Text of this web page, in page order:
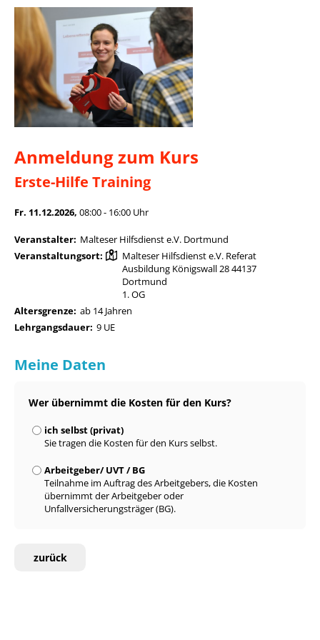
Anmeldung zum Kurs
Erste-Hilfe Training
Fr. 11.12.2026, 08:00 - 16:00 Uhr
Veranstalter: Malteser Hilfsdienst e.V. Dortmund
Veranstaltungsort:
Malteser Hilfsdienst e.V. Referat
Ausbildung Königswall 28 44137
Dortmund
1. OG
Altersgrenze: ab 14 Jahren
Lehrgangsdauer: 9 UE
Meine Daten
Wer übernimmt die Kosten für den Kurs?
ich selbst (privat)
Sie tragen die Kosten für den Kurs selbst.
Arbeitgeber/ UVT / BG
Teilnahme im Auftrag des Arbeitgebers, die Kosten
übernimmt der Arbeitgeber oder
Unfallversicherungsträger (BG).
zurück